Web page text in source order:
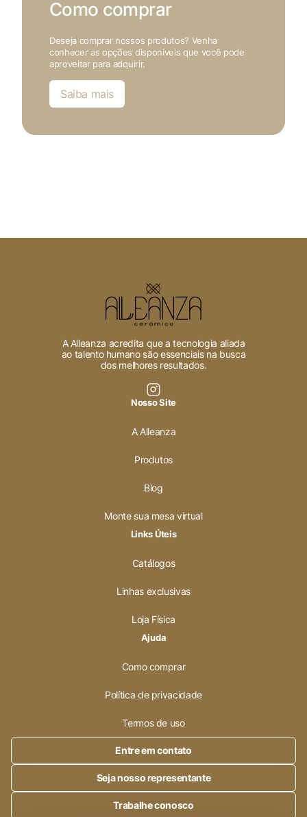
Como comprar
Deseja comprar nossos produtos? Venha
conhecer as opções disponíveis que você pode
aproveitar para adquirir.
Saiba mais
A Alleanza acredita que a tecnologia aliada
ao talento humano são essenciais na busca
dos melhores resultados.
Nosso Site
A Alleanza
Produtos
Blog
Monte sua mesa virtual
Links Úteis
Catálogos
Linhas exclusivas
Loja Física
Ajuda
Como comprar
Política de privacidade
Termos de uso
Entre em contato
Seja nosso representante
Trabalhe conosco